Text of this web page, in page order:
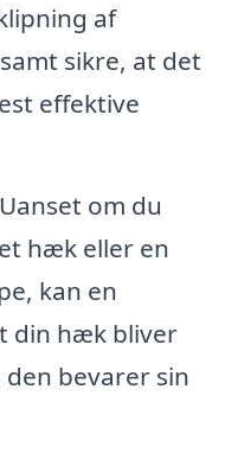
af
sikre, at det
effektive
Uanset om du
hæk eller en
kan en
din hæk bliver
bevarer sin